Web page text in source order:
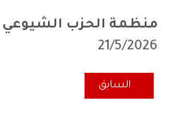
منظمة الحزب الشيوعي
21/5/2026
المقال السابق: الرفيق غسان
السابق